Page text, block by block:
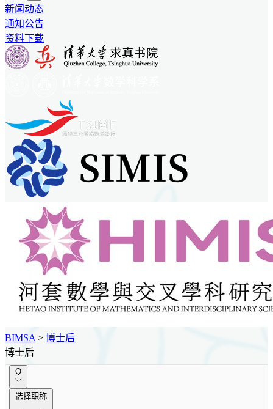
新闻动态
通知公告
资料下载
BIMSA > 博士后
博士后
Q
选择职称